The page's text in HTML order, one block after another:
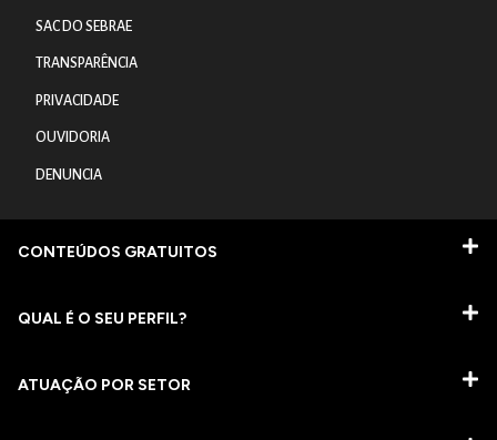
SAC DO SEBRAE
TRANSPARÊNCIA
PRIVACIDADE
OUVIDORIA
DENUNCIA
CONTEÚDOS GRATUITOS
QUAL É O SEU PERFIL?
ATUAÇÃO POR SETOR